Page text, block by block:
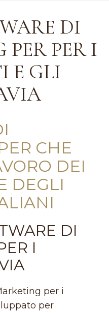
DI
PER I
E GLI
CHE
DEI
DEGLI
DI
I
per i
per